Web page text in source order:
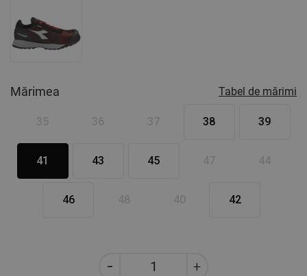
Mărimea Tabel de mărimi
38 39
41 43 45
46 42